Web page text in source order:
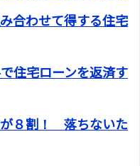
合わせて得する住宅
住宅ローンを返済す
８割！ 落ちないた